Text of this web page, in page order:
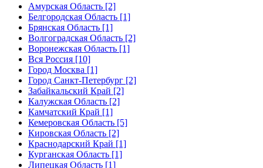
Амурская Область [2]
Белгородская Область [1]
Брянская Область [1]
Волгоградская Область [2]
Воронежская Область [1]
Вся Россия [10]
Город Москва [1]
Город Санкт-Петербург [2]
Забайкальский Край [2]
Калужская Область [2]
Камчатский Край [1]
Кемеровская Область [5]
Кировская Область [2]
Краснодарский Край [1]
Курганская Область [1]
Липецкая Область [1]